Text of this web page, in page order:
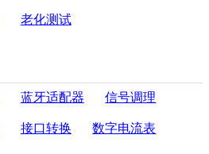
老化测试
蓝牙适配器 信号调理
接口转换 数字电流表